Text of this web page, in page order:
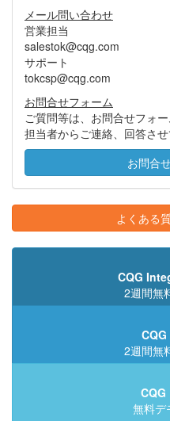
メール問い合わせ
営業担当
salestok@cqg.com
サポート
tokcsp@cqg.com
お問合せフォーム
ご質問等は、お問合せフォ
担当者からご連絡、回答さ
お問合
よくある
CQG
2週間無
2週間無
無料デ